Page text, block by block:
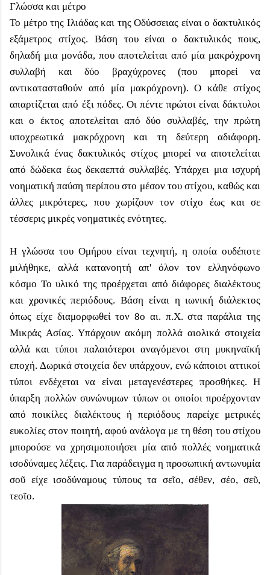
Γλώσσα και μέτρο
Το μέτρο της Ιλιάδας και της Οδύσσειας είναι ο δακτυλικός
εξάμετρος στίχος. Βάση του είναι ο δακτυλικός πους,
δηλαδή μια μονάδα, που αποτελείται από μία μακρόχρονη
συλλαβή και δύο βραχύχρονες (που μπορεί να
αντικατασταθούν από μία μακρόχρονη). Ο κάθε στίχος
απαρτίζεται από έξι πόδες. Οι πέντε πρώτοι είναι δάκτυλοι
και ο έκτος αποτελείται από δύο συλλαβές, την πρώτη
υποχρεωτικά μακρόχρονη και τη δεύτερη αδιάφορη.
Συνολικά ένας δακτυλικός στίχος μπορεί να αποτελείται
από δώδεκα έως δεκαεπτά συλλαβές. Υπάρχει μια ισχυρή
νοηματική παύση περίπου στο μέσον του στίχου, καθώς και
άλλες μικρότερες, που χωρίζουν τον στίχο έως και σε
τέσσερις μικρές νοηματικές ενότητες.
Η γλώσσα του Ομήρου είναι τεχνητή, η οποία ουδέποτε
μιλήθηκε, αλλά κατανοητή απ' όλον τον ελληνόφωνο
κόσμο Το υλικό της προέρχεται από διάφορες διαλέκτους
και χρονικές περιόδους. Βάση είναι η ιωνική διάλεκτος
όπως είχε διαμορφωθεί τον 8ο αι. π.Χ. στα παράλια της
Μικράς Ασίας. Υπάρχουν ακόμη πολλά αιολικά στοιχεία
αλλά και τύποι παλαιότεροι αναγόμενοι στη μυκηναϊκή
εποχή. Δωρικά στοιχεία δεν υπάρχουν, ενώ κάποιοι αττικοί
τύποι ενδέχεται να είναι μεταγενέστερες προσθήκες. Η
ύπαρξη πολλών συνώνυμων τύπων οι οποίοι προέρχονταν
από ποικίλες διαλέκτους ή περιόδους παρείχε μετρικές
ευκολίες στον ποιητή, αφού ανάλογα με τη θέση του στίχου
μπορούσε να χρησιμοποιήσει μία από πολλές νοηματικά
ισοδύναμες λέξεις. Για παράδειγμα η προσωπική αντωνυμία
σοῦ είχε ισοδύναμους τύπους τα σεῖο, σέθεν, σέο, σεῦ,
τεοῖο.